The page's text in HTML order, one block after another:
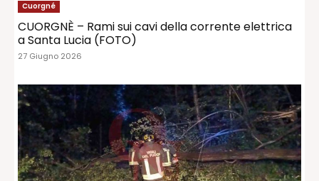
Cuorgné
CUORGNÈ – Rami sui cavi della corrente elettrica
a Santa Lucia (FOTO)
27 Giugno 2026